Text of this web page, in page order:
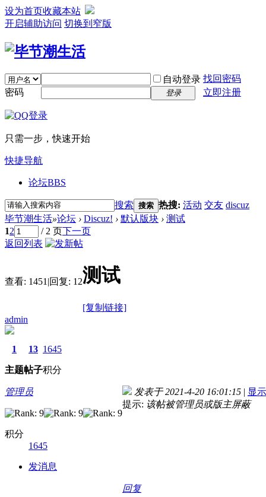
设为首页收藏本站
开启辅助访问 切换到窄版
自动登录 找回密码
密码
登录 立即注册
只需一步，快速开始
快捷导航
论坛BBS
搜索 搜索 热搜: 活动 交友 discuz
毕节潮生活»论坛 › Discuz! › 默认版块 › 测试
12 / 2 页下一页
返回列表
查看: 1451 |回复: 12测试
[复制链接]
admin
1
主题
13
帖子
1645
积分
管理员
积分
1645
发消息
发表于 2021-4-20 16:01:15 | 显
提示: 该帖被管理员或版主屏蔽
回复